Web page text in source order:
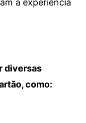
a experiência
diversas
como: